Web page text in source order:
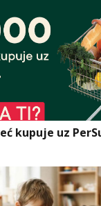
kupuje uz